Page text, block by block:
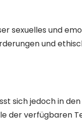
sexuelles und
und
sich jedoch in
der verfügbaren